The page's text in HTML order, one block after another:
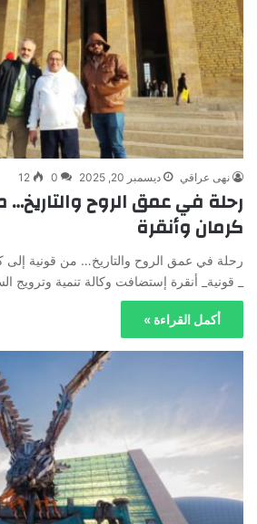
نهى عراقي ديسمبر 20, 2025 0
12
رحلة في عمق الروح
كرمان وأنقرة
رحلة في عمق الروح والتاريخ… من قونية إلى
_ قونية_ أنقرة إستضافت وكالة تنمية وترويج
أكمل القراءة »